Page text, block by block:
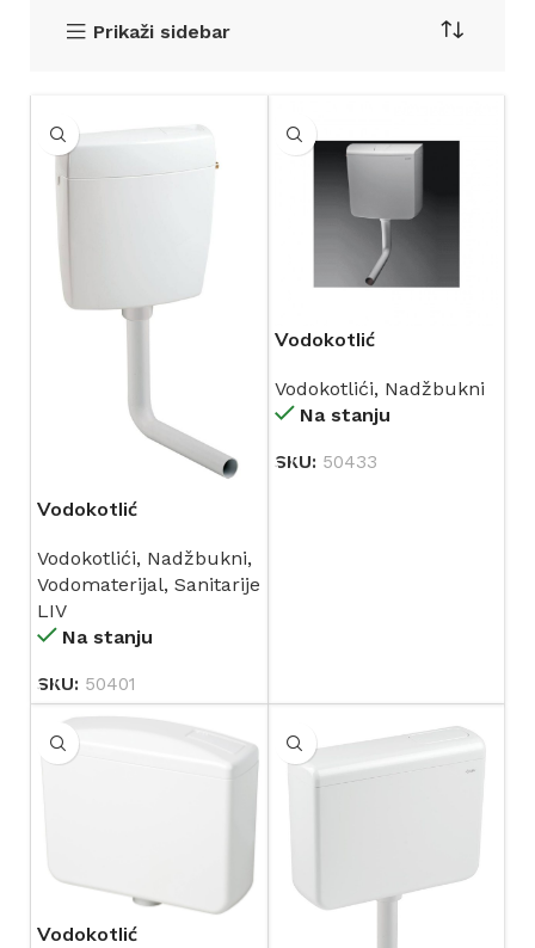
Prikaži sidebar
Vodokotlić
bijeli (229105) LIV
Vodokotlići, Nadžbukni,
Vodomaterijal, Sanitarije
LIV
Na stanju
SKU: 50401
Vodokotlić
GEBERIT RIO AP110
(136.610.11.1)
Vodokotlići, Nadžbukni
Na stanju
SKU: 50433
Vodokotlić